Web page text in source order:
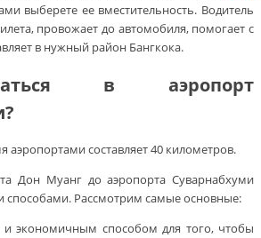
выберете ее вместительность. Водитель
провожает до автомобиля, помогает с
в нужный район Бангкока.
в аэропорт
аэропортами составляет 40 километров.
Дон Муанг до аэропорта Суварнабхуми
способами. Рассмотрим самые основные:
экономичным способом для того, чтобы